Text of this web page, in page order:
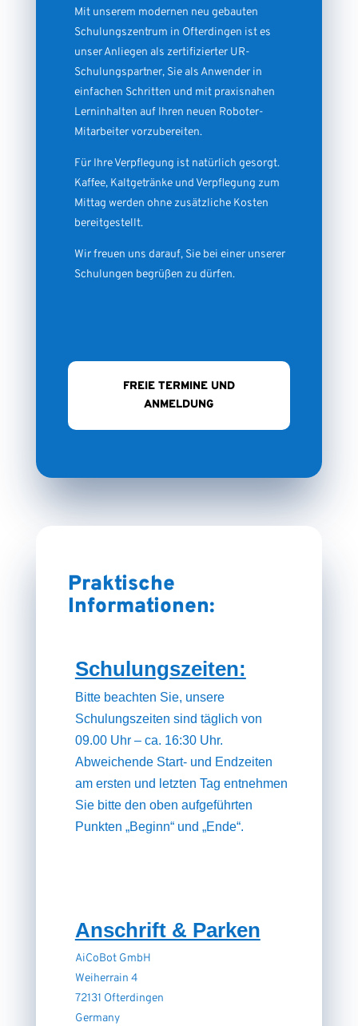
Mit unserem modernen neu gebauten
Schulungszentrum in Ofterdingen ist es
unser Anliegen als zertifizierter UR-
Schulungspartner, Sie als Anwender in
einfachen Schritten und mit praxisnahen
Lerninhalten auf Ihren neuen Roboter-
Mitarbeiter vorzubereiten.
Für Ihre Verpflegung ist natürlich gesorgt.
Kaffee, Kaltgetränke und Verpflegung zum
Mittag werden ohne zusätzliche Kosten
bereitgestellt.
Wir freuen uns darauf, Sie bei einer unserer
Schulungen begrüßen zu dürfen.
FREIE TERMINE UND
ANMELDUNG
Praktische
Informationen:
Schulungszeiten:
Bitte beachten Sie, unsere
Schulungszeiten sind täglich von
09.00 Uhr – ca. 16:30 Uhr.
Abweichende Start- und Endzeiten
am ersten und letzten Tag entnehmen
Sie bitte den oben aufgeführten
Punkten „Beginn“ und „Ende“.
Anschrift & Parken
AiCoBot GmbH
Weiherrain 4
72131 Ofterdingen
Germany